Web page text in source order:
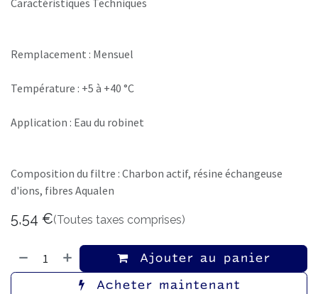
Remplacement : Mensuel
Température : +5 à +40 °C
Application : Eau du robinet
Composition du filtre : Charbon actif, résine échangeuse
d'ions, fibres Aqualen
5,54 €(Toutes taxes comprises)
Ajouter au panier
Acheter maintenant